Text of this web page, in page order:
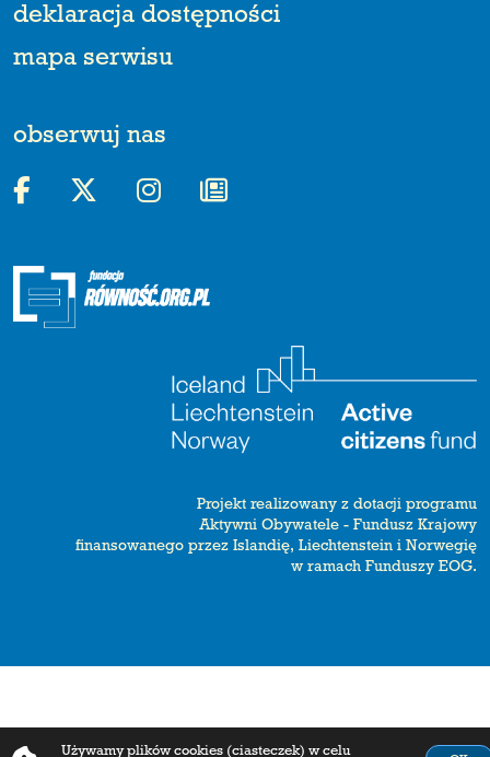
deklaracja dostępności
mapa serwisu
obserwuj nas
Projekt realizowany z dotacji programu
Aktywni Obywatele - Fundusz Krajowy
finansowanego przez Islandię, Liechtenstein i Norwegię
w ramach Funduszy EOG.
Używamy plików cookies (ciasteczek) w celu